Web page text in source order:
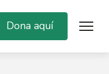
Dona aquí